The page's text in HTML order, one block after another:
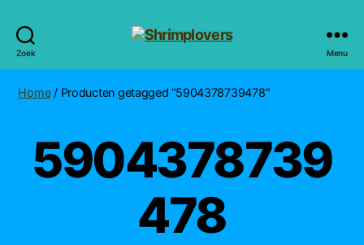
Zoek Menu
Home/ Producten getagged “5904378739478”
5904378739
478